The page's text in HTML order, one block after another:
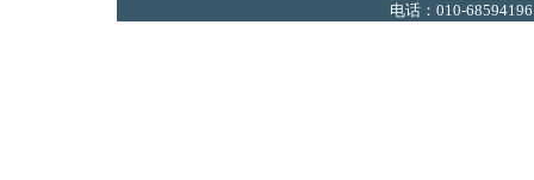
电话：010-